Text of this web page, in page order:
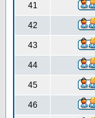
41
42
43
44
45
46